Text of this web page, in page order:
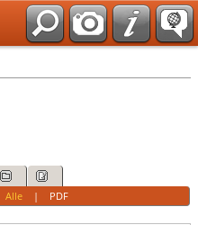
Alle| PDF